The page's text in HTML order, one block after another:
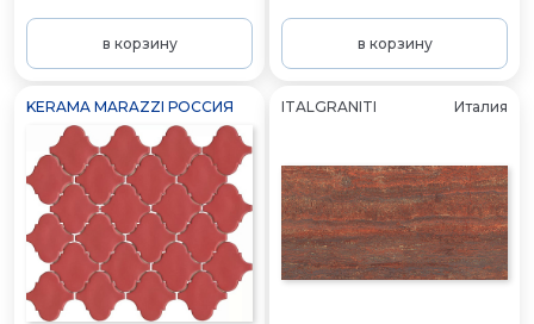
в корзину в корзину
KERAMA MARAZZI РОССИЯ ITALGRANITI Италия